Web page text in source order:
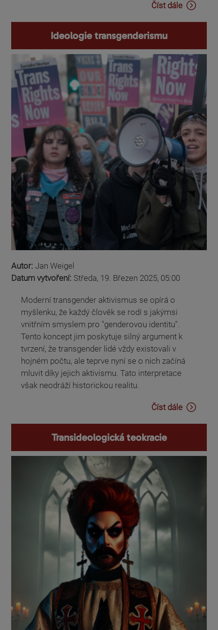
Číst dále
Ideologie transgenderismu
Autor: Jan Weigel
Datum vytvoření: Středa, 19. Březen 2025, 05:00
Moderní transgender aktivismus se opírá o
myšlenku, že každý člověk se rodí s jakýmsi
vnitřním smyslem pro "genderovou identitu".
Tento koncept jim poskytuje silný argument k
tvrzení, že transgender lidé vždy existovali v
hojném počtu, ale teprve nyní se o nich začíná
mluvit díky jejich aktivismu. Tato interpretace
však neodráží historickou realitu.
Číst dále
Transideologická teokracie